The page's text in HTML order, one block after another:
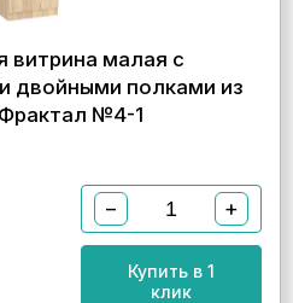
витрина малая с
двойными полками из
№4-1
− +
Купить в 1
клик